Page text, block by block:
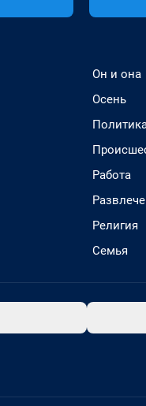
Он и она
Осень
Работа
Религия
Семья